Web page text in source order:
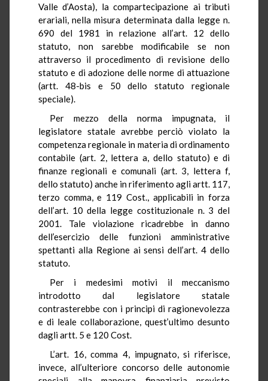
Valle d’Aosta), la compartecipazione ai tributi
erariali, nella misura determinata dalla legge n.
690 del 1981 in relazione all’art. 12 dello
statuto, non sarebbe modificabile se non
attraverso il procedimento di revisione dello
statuto e di adozione delle norme di attuazione
(artt. 48-bis e 50 dello statuto regionale
speciale).
Per mezzo della norma impugnata, il
legislatore statale avrebbe perciò violato la
competenza regionale in materia di ordinamento
contabile (art. 2, lettera a, dello statuto) e di
finanze regionali e comunali (art. 3, lettera f,
dello statuto) anche in riferimento agli artt. 117,
terzo comma, e 119 Cost., applicabili in forza
dell’art. 10 della legge costituzionale n. 3 del
2001. Tale violazione ricadrebbe in danno
dell’esercizio delle funzioni amministrative
spettanti alla Regione ai sensi dell’art. 4 dello
statuto.
Per i medesimi motivi il meccanismo
introdotto dal legislatore statale
contrasterebbe con i principi di ragionevolezza
e di leale collaborazione, quest’ultimo desunto
dagli artt. 5 e 120 Cost.
L’art. 16, comma 4, impugnato, si riferisce,
invece, all’ulteriore concorso delle autonomie